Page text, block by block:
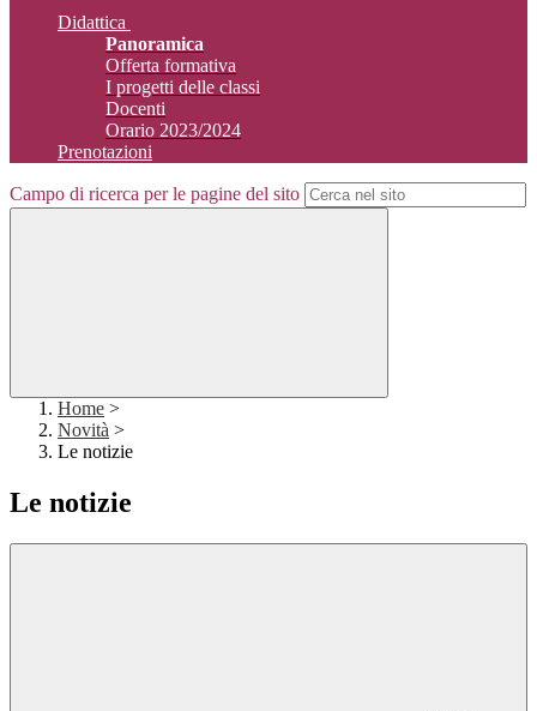
Didattica
Panoramica
Offerta formativa
I progetti delle classi
Docenti
Orario 2023/2024
Prenotazioni
Campo di ricerca per le pagine del sito
Home >
Novità >
Le notizie
Le notizie